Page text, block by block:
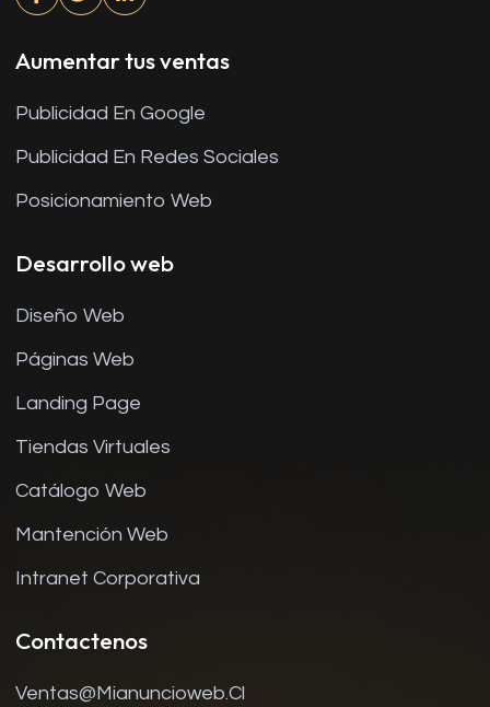
Aumentar tus ventas
Publicidad En Google
Publicidad En Redes Sociales
Posicionamiento Web
Desarrollo web
Diseño Web
Páginas Web
Landing Page
Tiendas Virtuales
Catálogo Web
Mantención Web
Intranet Corporativa
Contactenos
Ventas@mianuncioweb.cl